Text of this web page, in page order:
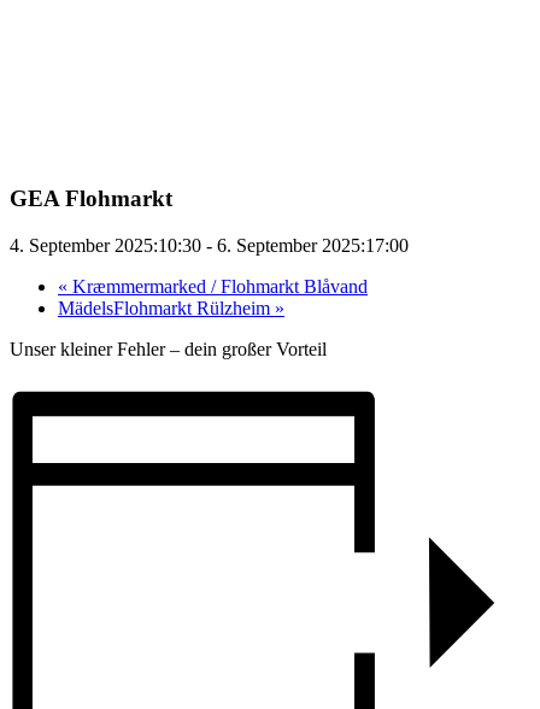
GEA Flohmarkt
4. September 2025:10:30 - 6. September 2025:17:00
« Kræmmermarked / Flohmarkt Blåvand
MädelsFlohmarkt Rülzheim »
Unser kleiner Fehler – dein großer Vorteil